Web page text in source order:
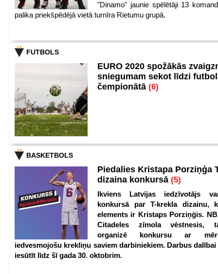
"Dinamo" jaunie spēlētāji 13
palika priekšpēdējā vietā turnīra Rietumu grupā.
FUTBOLS
EURO 2020 spožākās
sniegumam sekot līdzi
čempionātā (6)
BASKETBOLS
Piedalies Kristapa Porziņģa
dizaina konkursā (5)
Ikviens Latvijas iedzīvotājs
konkursā par T-krekla dizainu,
elements ir Kristaps Porziņģis.
Citadeles zīmola vēstnesis,
organizē konkursu ar
iedvesmojošu krekliņu saviem darbiniekiem. Darbus
iesūtīt līdz šī gada 30. oktobrim.